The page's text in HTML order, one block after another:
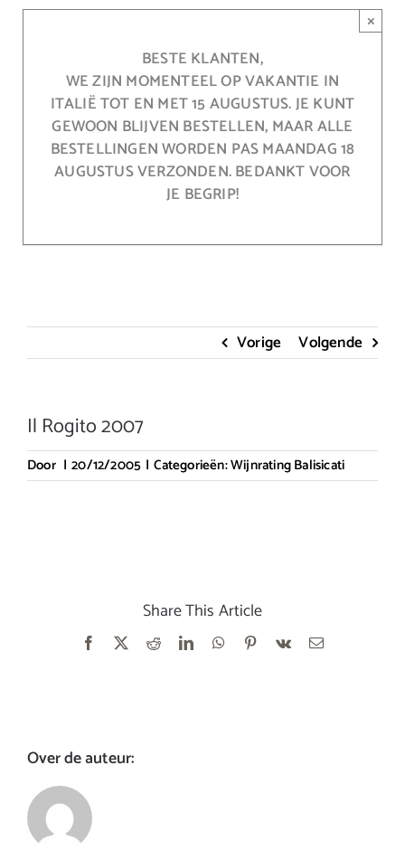
BESTE KLANTEN,
WE ZIJN MOMENTEEL OP VAKANTIE IN
ITALIË TOT EN MET 15 AUGUSTUS. JE KUNT
GEWOON BLIJVEN BESTELLEN, MAAR ALLE
BESTELLINGEN WORDEN PAS MAANDAG 18
AUGUSTUS VERZONDEN. BEDANKT VOOR
JE BEGRIP!
×
Vorige Volgende
Il Rogito 2007
Door | 20/12/2005 | Categorieën:Wijnrating Balisicati
Share This Article
Facebook RedditLinkedInWhatsApp
Pinterest
Vk
E-
Over de auteur: